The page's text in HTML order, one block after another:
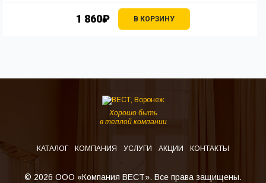
1 860₽ В КОРЗИНУ
Хорошо быть
в теплой компании
КАТАЛОГ КОМПАНИЯ УСЛУГИ АКЦИИ КОНТАКТЫ
© 2026 ООО «Компания ВЕСТ». Все права защищены.